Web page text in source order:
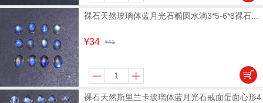
裸石天然玻璃体蓝月光石椭圆水滴3*5-6*8裸石...
¥34 ¥41
裸石天然斯里兰卡玻璃体蓝月光石戒面蛋面心形4